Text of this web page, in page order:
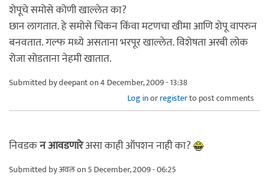
शेपूचे समोसे कोणी खाल्लेत का?
छान लागतात. हे समोसे चिकन किंवा मटणचा खीमा आणि शेपू वापरुन
बनवतात. गल्फ मध्ये असताना भरपूर खाल्लेत. विशेषता अरबी लोक
रोजा सोडताना नेहमी खातात.
Submitted bydeepanton 4 December, 2009 - 13:38
Log inorregisterto post comments
निवडकन आवडणारेअसा काही ऑपशन नाही का?
Submitted byअवलon 5 December, 2009 - 06:25